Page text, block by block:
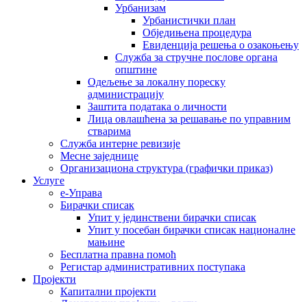
Урбанизам
Урбанистички план
Обједињена процедура
Евиденција решења о озакоњењу
Служба за стручне послове органа
општине
Одељење за локалну пореску
администрацију
Заштита података о личности
Лица овлашћена за решавање по управним
стварима
Служба интерне ревизије
Месне заједнице
Организациона структура (графички приказ)
Услуге
е-Управа
Бирачки списак
Упит у јединствени бирачки списак
Упит у посебан бирачки списак националне
мањине
Бесплатна правна помоћ
Регистар административних поступака
Пројекти
Капитални пројекти